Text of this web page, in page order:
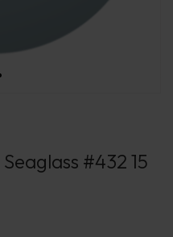
#432 15